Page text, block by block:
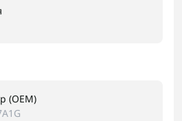
(OEM)